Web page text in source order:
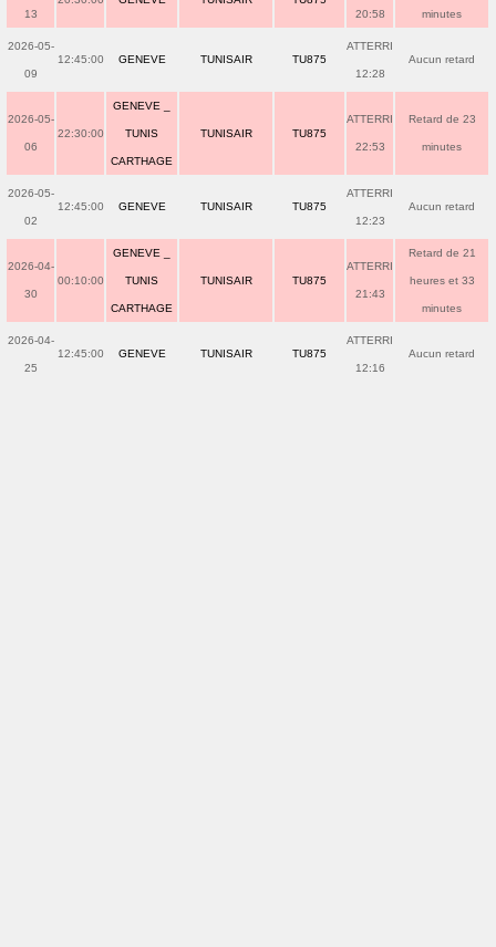
13 20:58 minutes
2026-05-
09
12:45:00 GENEVE TUNISAIR TU875
ATTERRI
12:28
Aucun retard
2026-05-
06
22:30:00
GENEVE _
TUNIS
CARTHAGE
TUNISAIR TU875
ATTERRI
22:53
Retard de 23
minutes
2026-05-
02
12:45:00 GENEVE TUNISAIR TU875
ATTERRI
12:23
Aucun retard
2026-04-
30
00:10:00
GENEVE _
TUNIS
CARTHAGE
TUNISAIR TU875
ATTERRI
21:43
Retard de 21
heures et 33
minutes
2026-04-
25
12:45:00 GENEVE TUNISAIR TU875
ATTERRI
12:16
Aucun retard